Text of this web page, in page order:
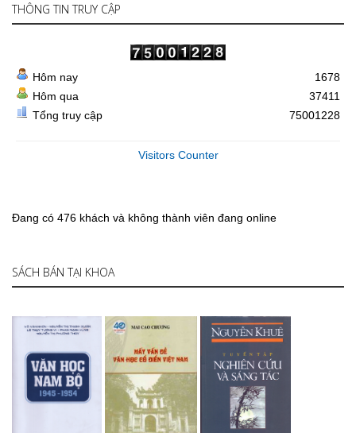
THÔNG TIN TRUY CẬP
Hôm nay
Hôm qua
Tổng truy cập
1678
37411
75001228
Visitors Counter
Đang có 476 khách và không thành viên đang online
SÁCH BÁN TẠI KHOA